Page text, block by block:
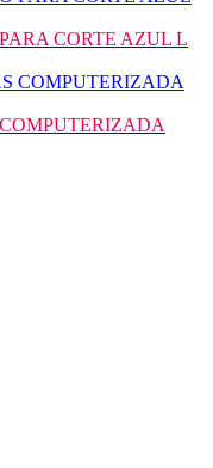
CORTE AZUL L